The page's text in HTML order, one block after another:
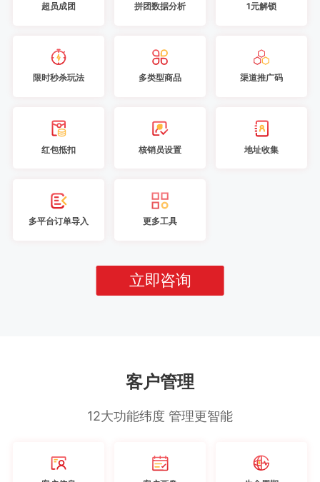
超员成团 拼团数据分析 1元解锁
限时秒杀玩法 多类型商品 渠道推广码
红包抵扣 核销员设置 地址收集
多平台订单导入 更多工具
立即咨询
客户管理
12大功能纬度 管理更智能